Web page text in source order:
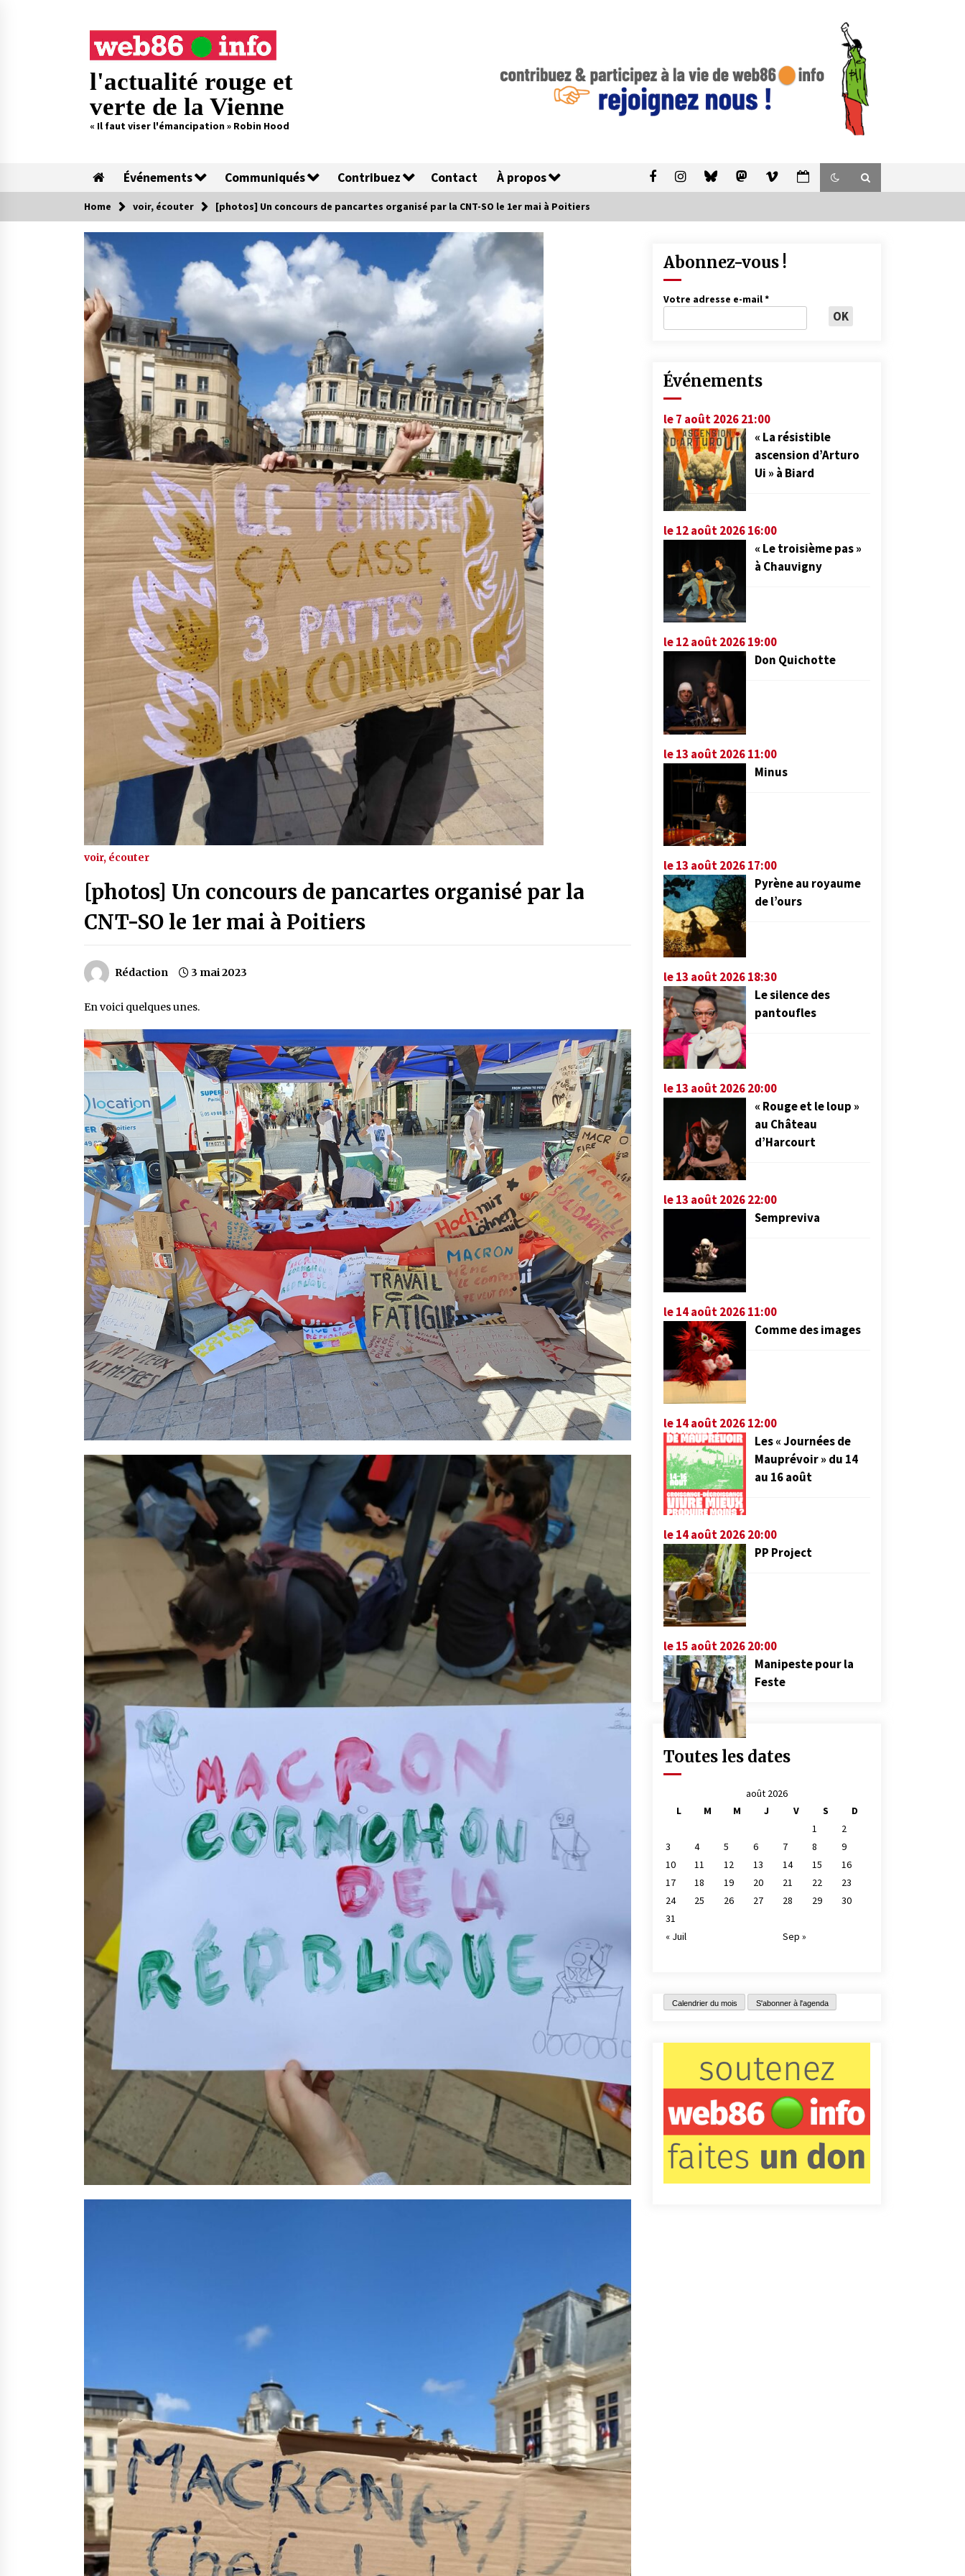
l'actualité rouge et
verte de la Vienne
« Il faut viser l'émancipation » Robin Hood
Événements Communiqués Contribuez Contact À propos
Home voir, écouter [photos] Un concours de pancartes organisé par la CNT-SO le 1er mai à Poitiers
voir, écouter
[photos] Un concours de pancartes organisé par la
CNT-SO le 1er mai à Poitiers
Rédaction 3 mai 2023
En voici quelques unes.
Abonnez-vous !
Votre adresse e-mail*
Événements
le 7 août 2026 21:00
« La résistible
ascension d’Arturo
Ui » à Biard
le 12 août 2026 16:00
« Le troisième pas »
à Chauvigny
le 12 août 2026 19:00
Don Quichotte
le 13 août 2026 11:00
Minus
le 13 août 2026 17:00
Pyrène au royaume
de l’ours
le 13 août 2026 18:30
Le silence des
pantoufles
le 13 août 2026 20:00
« Rouge et le loup »
au Château
d’Harcourt
le 13 août 2026 22:00
Sempreviva
le 14 août 2026 11:00
Comme des images
le 14 août 2026 12:00
Les « Journées de
Mauprévoir » du 14
au 16 août
le 14 août 2026 20:00
PP Project
le 15 août 2026 20:00
Manipeste pour la
Feste
Toutes les dates
août 2026
L
M M J V S
D
1
2
3
4 5 6 7 8
9
10
11 12 13 14 15
16
17
18 19 20 21 22
23
24
25 26 27 28 29
30
31
« Juil
Sep »
Calendrier du mois S'abonner à l'agenda